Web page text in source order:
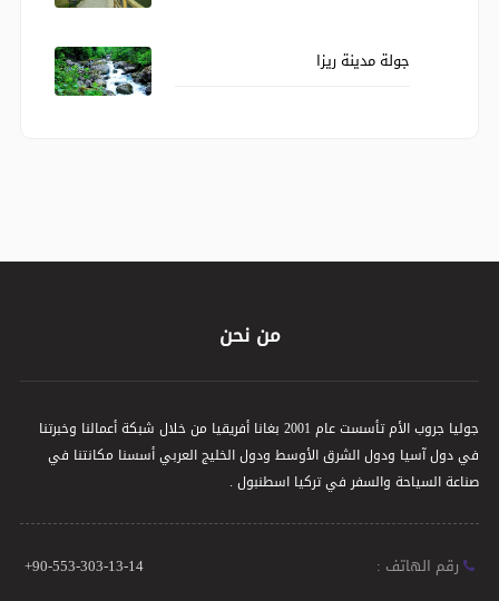
جولة مدينة ريزا
من نحن
جوليا جروب الأم تأسست عام 2001 بغانا أفريقيا من خلال شبكة أعمالنا وخبرتنا
في دول آسيا ودول الشرق الأوسط ودول الخليج العربي أسسنا مكانتنا في
صناعة السياحة والسفر في تركيا اسطنبول .
رقم الهاتف :
+90-553-303-13-14